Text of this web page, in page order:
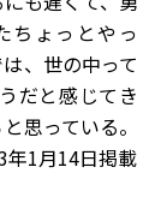
ちょっとやっ
、世の中って
だと感じてき
思っている。
年1月14日掲載